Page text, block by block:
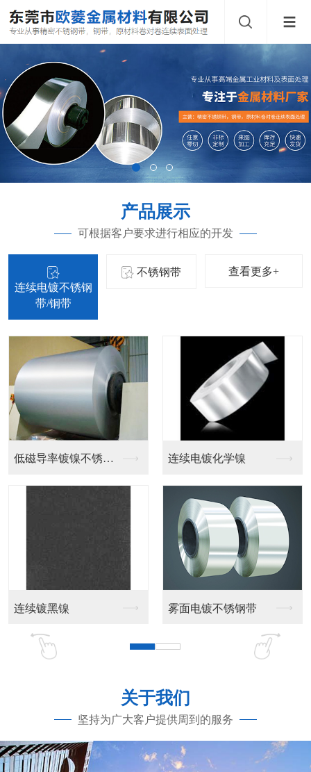
产品展示
可根据客户要求进行相应的开发
连续电镀不锈钢
带/铜带
不锈钢带 查看更多+
低磁导率镀镍不锈钢带 连续电镀化学镍
连续镀黑镍 雾面电镀不锈钢带
关于我们
坚持为广大客户提供周到的服务